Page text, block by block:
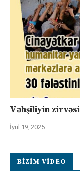
Vəhşiliyin zirvəsi
İyul 19, 2025
BIZIM VIDEO